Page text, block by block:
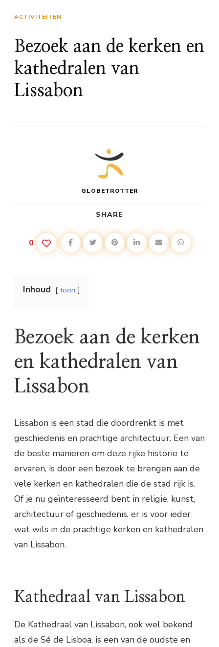
ACTIVITEITEN
Bezoek aan de kerken en
kathedralen van
Lissabon
GLOBETROTTER
SHARE
0
Inhoud toon
Bezoek aan de kerken
en kathedralen van
Lissabon
Lissabon is een stad die doordrenkt is met
geschiedenis en prachtige architectuur. Een van
de beste manieren om deze rijke historie te
ervaren, is door een bezoek te brengen aan de
vele kerken en kathedralen die de stad rijk is.
Of je nu geïnteresseerd bent in religie, kunst,
architectuur of geschiedenis, er is voor ieder
wat wils in de prachtige kerken en kathedralen
van Lissabon.
Kathedraal van Lissabon
De Kathedraal van Lissabon, ook wel bekend
als de Sé de Lisboa, is een van de oudste en